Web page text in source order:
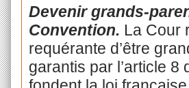
Devenir grands-
Convention. La Cour
requérante d’être
garantis par l’article